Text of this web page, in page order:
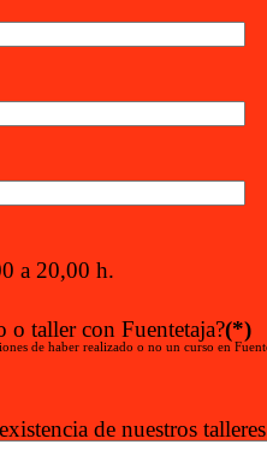
a 20,00 h.
o taller con Fuentetaja?(*)
de haber realizado o no un curso en
de nuestros